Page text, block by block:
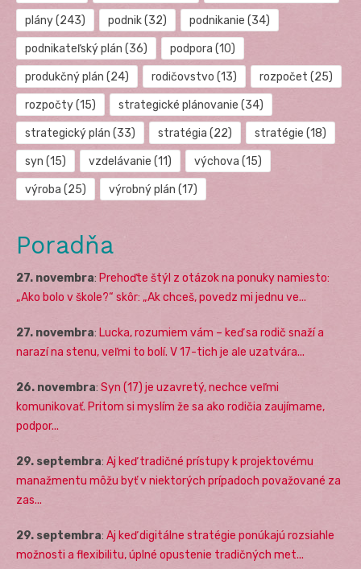
plány(243) podnik(32) podnikanie (34)
podnikateľský plán (36) podpora (10)
produkčný plán (24) rodičovstvo (13) rozpočet (25)
rozpočty(15) strategické plánovanie (34)
strategický plán (33) stratégia (22) stratégie (18)
syn (15) vzdelávanie (11) výchova (15)
výroba (25) výrobný plán (17)
Poradňa
27. novembra: Prehoďte štýl z otázok na ponuky namiesto:
„Ako bolo v škole?“ skôr: „Ak chceš, povedz mi jednu ve...
27. novembra: Lucka, rozumiem vám – keď sa rodič snaží a
narazí na stenu, veľmi to bolí. V 17-tich je ale uzatvára...
26. novembra: Syn (17) je uzavretý, nechce veľmi
komunikovať. Pritom si myslím že sa ako rodičia zaujímame,
podpor...
29. septembra: Aj keď tradičné prístupy k projektovému
manažmentu môžu byť v niektorých prípadoch považované za
zas...
29. septembra: Aj keď digitálne stratégie ponúkajú rozsiahle
možnosti a flexibilitu, úplné opustenie tradičných met...